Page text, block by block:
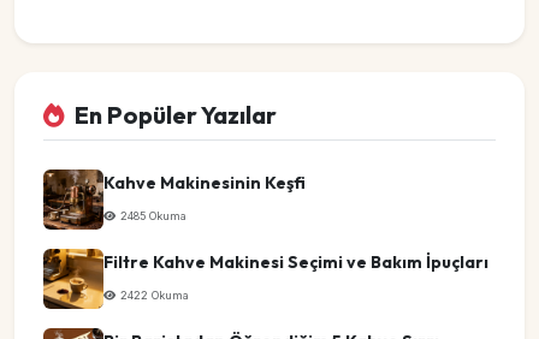
En Popüler Yazılar
Kahve Makinesinin Keşfi
2485 Okuma
Filtre Kahve Makinesi Seçimi ve Bakım İpuçları
2422 Okuma